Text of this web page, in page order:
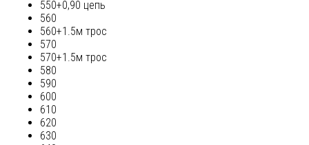
550+0,90 цепь
560
560+1.5м трос
570
570+1.5м трос
580
590
600
610
620
630